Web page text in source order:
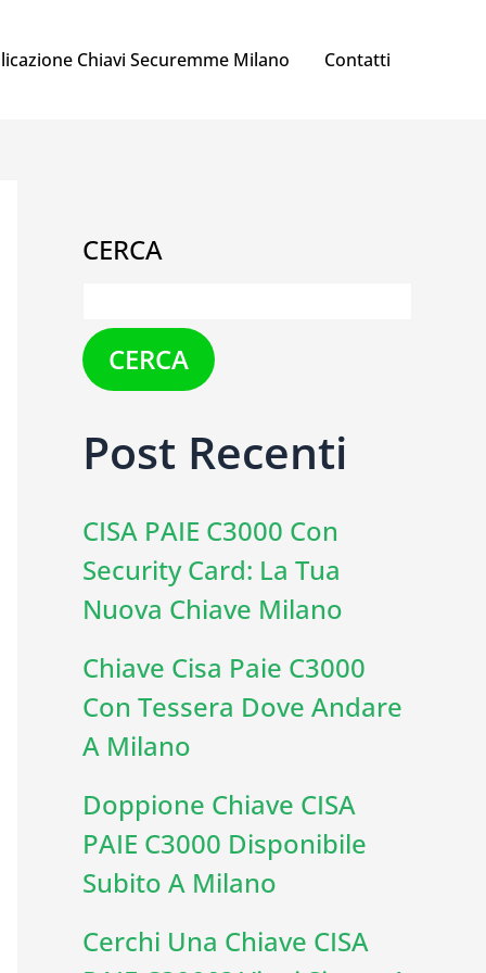
Chiavi Securemme Milano Contatti
CERCA
CERCA
Post Recenti
CISA PAIE C3000 Con
Security Card: La Tua
Nuova Chiave Milano
Chiave Cisa Paie C3000
Con Tessera Dove Andare
A Milano
Doppione Chiave CISA
PAIE C3000 Disponibile
Subito A Milano
Cerchi Una Chiave CISA